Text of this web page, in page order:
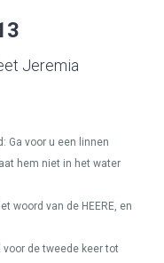
Jeremia
Ga voor u een linnen
hem niet in het water
woord van de HEERE, en
voor de tweede keer tot